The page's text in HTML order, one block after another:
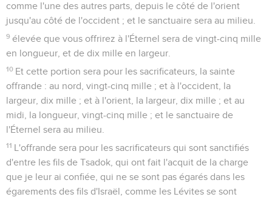
comme l'une des autres parts, depuis le côté de l'orient
jusqu'au côté de l'occident ; et le sanctuaire sera au milieu.
9 élevée que vous offrirez à l'Éternel sera de vingt-cinq mille
en longueur, et de dix mille en largeur.
10 Et cette portion sera pour les sacrificateurs, la sainte
offrande : au nord, vingt-cinq mille ; et à l'occident, la
largeur, dix mille ; et à l'orient, la largeur, dix mille ; et au
midi, la longueur, vingt-cinq mille ; et le sanctuaire de
l'Éternel sera au milieu.
11 L'offrande sera pour les sacrificateurs qui sont sanctifiés
d'entre les fils de Tsadok, qui ont fait l'acquit de la charge
que je leur ai confiée, qui ne se sont pas égarés dans les
égarements des fils d'Israël, comme les Lévites se sont